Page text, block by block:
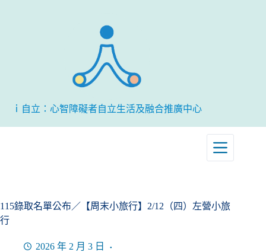
ｉ自立：心智障礙者自立生活及融合推廣中心
115錄取名單公布／【周末小旅行】2/12（四）左營小旅
行
2026 年 2 月 3 日